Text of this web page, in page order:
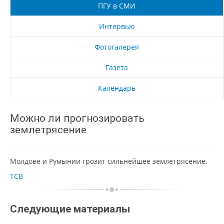
ПГУ в СМИ
Интервью
Фотогалерея
Газета
Календарь
Можно ли прогнозировать
землетрясение
Молдове и Румынии грозит сильнейшее землетрясение.
ТСВ
Следующие материалы